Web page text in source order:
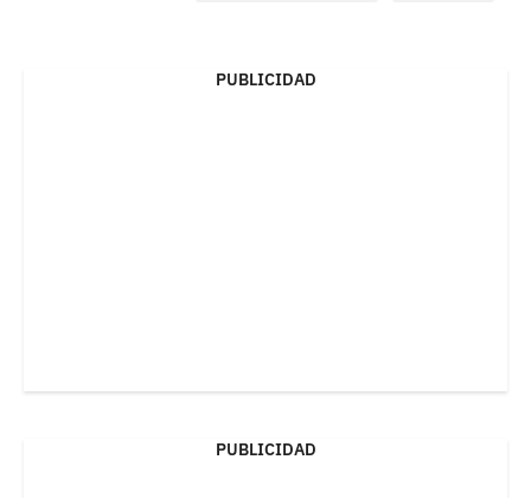
PUBLICIDAD
PUBLICIDAD